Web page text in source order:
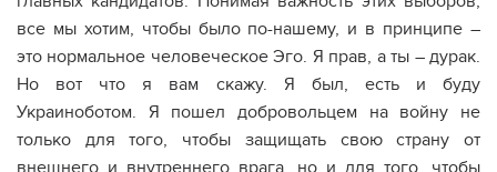
все мы хотим, чтобы было по-нашему, и в принципе –
это нормальное человеческое Эго. Я прав, а ты – дурак.
Но вот что я вам скажу. Я был, есть и буду
Украиноботом. Я пошел добровольцем на войну не
только для того, чтобы защищать свою страну от
внешнего и внутреннего врага, но и для того, чтобы